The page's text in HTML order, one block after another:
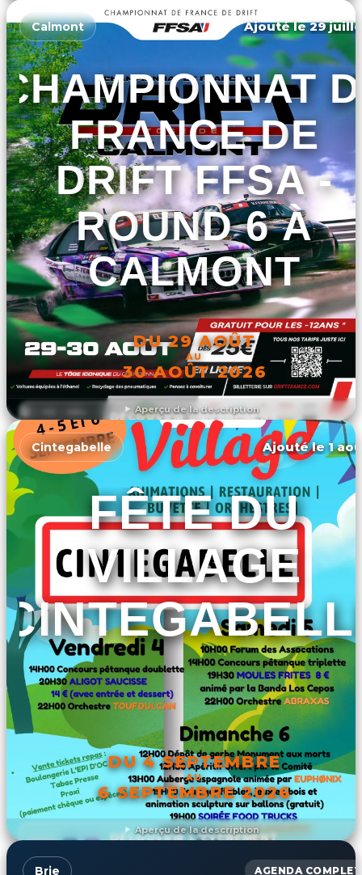
Aperçu de la description
Calmont Ajouté le 29
CHAMPIONNAT
FRANCE DE
DRIFT FFSA -
ROUND 6 À
CALMONT
DU 29 AOÛT
AU
30 AOÛT 2026
DÉCOUVRIR L'ÉVÉNEMENT
Aperçu de la description
Cintegabelle Ajouté le 1
FÊTE DU
VILLAGE
DU 4 SEPTEMBRE
AU
6 SEPTEMBRE 2026
DÉCOUVRIR L'ÉVÉNEMENT
Brie AGENDA COMPLET